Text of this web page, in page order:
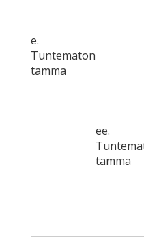
e.
Tuntematon
tamma
ee.
tamma